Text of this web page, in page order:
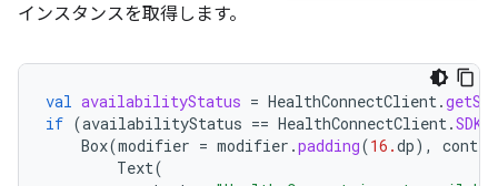
インスタンスを取得します。
val availabilityStatus = HealthConnectClient.
if (availabilityStatus == HealthConnectClient.
Box(modifier = modifier .padding(16.dp),
Text(